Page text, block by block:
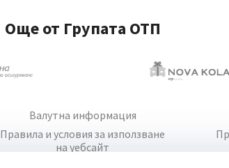
Още от Групата ОТП
Валутна информация
Правила и условия за използване
на уебсайт